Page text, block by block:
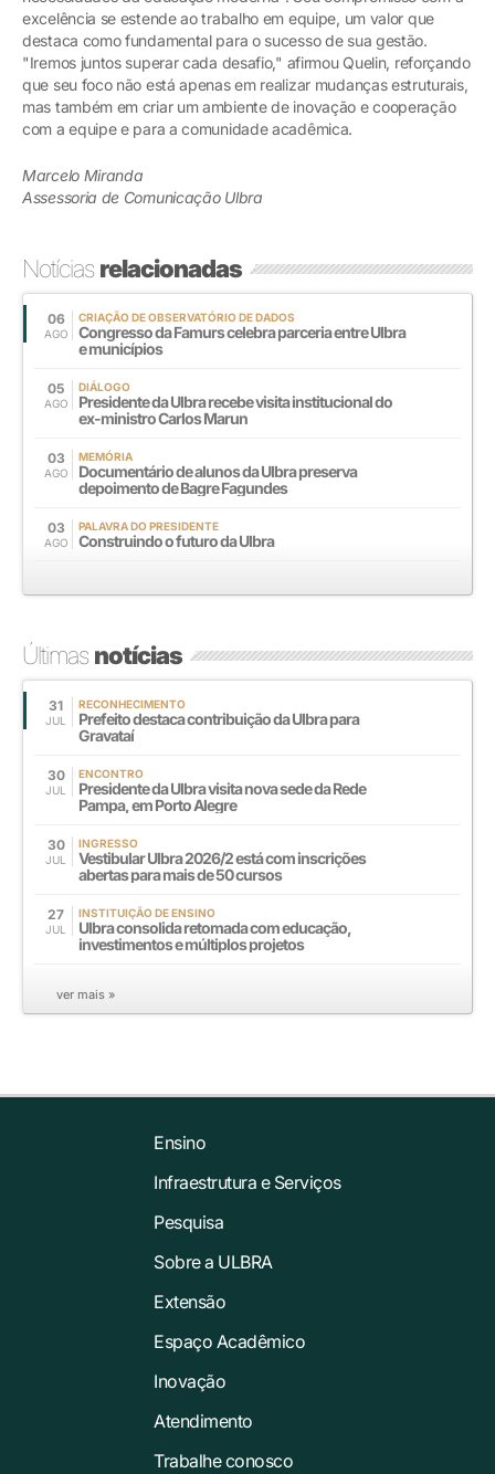
excelência se estende ao trabalho em equipe, um valor que
destaca como fundamental para o sucesso de sua gestão.
"Iremos juntos superar cada desafio," afirmou Quelin, reforçando
que seu foco não está apenas em realizar mudanças estruturais,
mas também em criar um ambiente de inovação e cooperação
com a equipe e para a comunidade acadêmica.
Marcelo Miranda
Assessoria de Comunicação Ulbra
Notíciasrelacionadas
06
AGO
CRIAÇÃO DE OBSERVATÓRIO DE DADOS
Congresso da Famurs celebra parceria entre Ulbra
e municípios
05
AGO
DIÁLOGO
Presidente da Ulbra recebe visita institucional do
ex-ministro Carlos Marun
03
AGO
MEMÓRIA
Documentário de alunos da Ulbra preserva
depoimento de Bagre Fagundes
03
AGO
PALAVRA DO PRESIDENTE
Construindo o futuro da Ulbra
Últimasnotícias
31
JUL
RECONHECIMENTO
Prefeito destaca contribuição da Ulbra para
Gravataí
30
JUL
ENCONTRO
Presidente da Ulbra visita nova sede da Rede
Pampa, em Porto Alegre
30
JUL
INGRESSO
Vestibular Ulbra 2026/2 está com inscrições
abertas para mais de 50 cursos
27
JUL
INSTITUIÇÃO DE ENSINO
Ulbra consolida retomada com educação,
investimentos e múltiplos projetos
ver mais »
Ensino
Infraestrutura e Serviços
Pesquisa
Sobre a ULBRA
Extensão
Espaço Acadêmico
Inovação
Atendimento
Trabalhe conosco